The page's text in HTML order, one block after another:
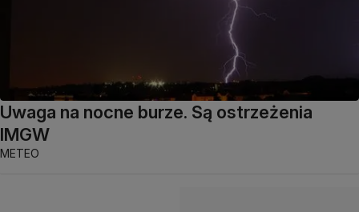
Uwaga na nocne burze. Są ostrzeżenia
IMGW
METEO